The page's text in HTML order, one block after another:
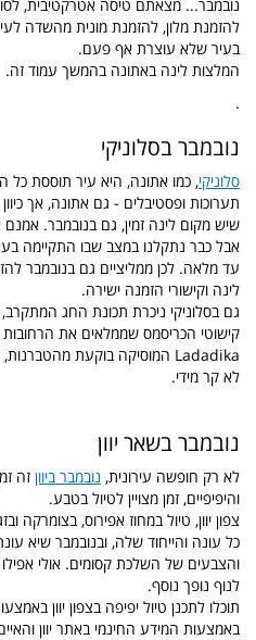
נובמבר... מצאתם טיסה אטרקטיבית,
להזמנת מלון, להזמנת מונית מהשדה
בעיר שלא עוצרת אף פעם.
המלצות לינה באתונה בהמשך עמוד זה.
.
נובמבר בסלוניקי
סלוניקי, כמו אתונה, היא עיר תוססת
תערוכות ופסטיבלים - גם אתונה, אך
שיש מקום לינה זמין, גם בנובמבר. אמנם
אבל כבר נתקלנו במצב שבו התקיימה
עד מלאה. לכן ממליציים גם בנובמבר
לינה וקישורי הזמנה ישירה.
גם בסלוניקי ניכרת תכונת החג המתקרב,
קישוטי הכריסמס שממלאים את
לא קר מידי.
נובמבר בשאר יוון
לא רק חופשה עירונית, נובמבר ביוון זה
והיפיפיים, זמן מצויין לטיול בטבע.
צפון יוון, טיול במחוז אפירוס, בצומרקה
כל עונה והייחוד שלה, ובנובמבר שיא
והצבעים של השלכת קסומים. אולי
לנוף נופך נוסף.
תוכלו לתכנן טיול יפיפה בצפון יוון
באמצעות המידע החינמי באתר יוון